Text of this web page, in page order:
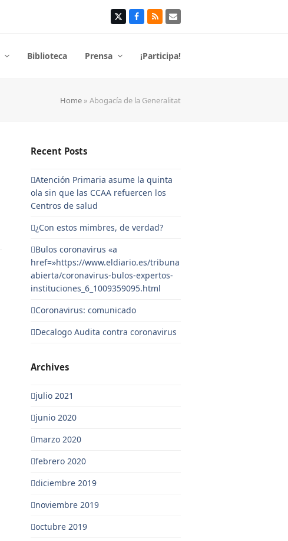
TwitterFacebook
RSS Correo
Biblioteca Prensa ¡Participa!
Home » Abogacía de la Generalitat
Recent Posts
Atención Primaria asume la quinta
ola sin que las CCAA refuercen los
Centros de salud
¿Con estos mimbres, de verdad?
Bulos coronavirus «a
href=»https://www.eldiario.es/tribuna
abierta/coronavirus-bulos-expertos-
instituciones_6_1009359095.html
Coronavirus: comunicado
Decalogo Audita contra coronavirus
Archives
julio 2021
junio 2020
marzo 2020
febrero 2020
diciembre 2019
noviembre 2019
octubre 2019